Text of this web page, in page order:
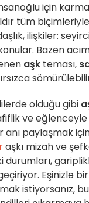
için
tüm biçimleriyle
ilişkiler:
Bazen
aşk teması,
olduğu gibi
ve eğlenceyle
anı paylaşmak
aşkı mizah ve
durumları,
Eşinizle
istiyorsanız,